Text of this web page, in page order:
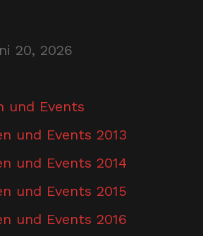
20, 2026
und Events
und Events 2013
und Events 2014
und Events 2015
und Events 2016